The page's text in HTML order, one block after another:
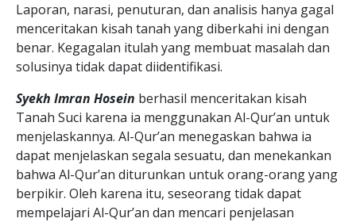
Laporan, narasi, penuturan, dan analisis hanya gagal
menceritakan kisah tanah yang diberkahi ini dengan
benar. Kegagalan itulah yang membuat masalah dan
solusinya tidak dapat diidentifikasi.
Syekh Imran Hosein berhasil menceritakan kisah
Tanah Suci karena ia menggunakan Al-Qur’an untuk
menjelaskannya. Al-Qur’an menegaskan bahwa ia
dapat menjelaskan segala sesuatu, dan menekankan
bahwa Al-Qur’an diturunkan untuk orang-orang yang
berpikir. Oleh karena itu, seseorang tidak dapat
mempelajari Al-Qur’an dan mencari penjelasan